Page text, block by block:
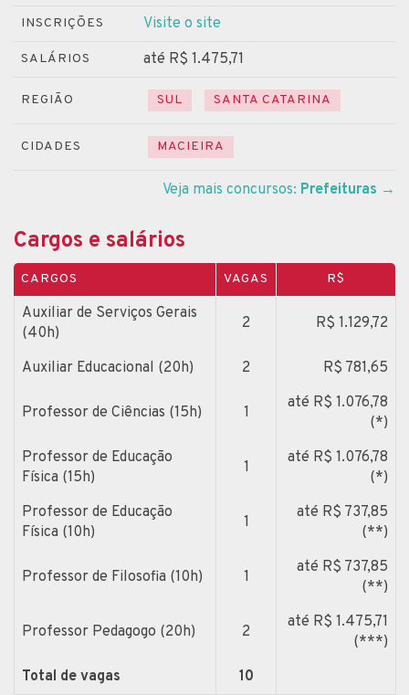
INSCRIÇÕES Visite o site
SALÁRIOS até R$ 1.475,71
REGIÃO SUL SANTA CATARINA
CIDADES MACIEIRA
Veja mais concursos: Prefeituras →
Cargos e salários
CARGOS VAGAS R$
Auxiliar de Serviços Gerais
(40h)
2 R$ 1.129,72
Auxiliar Educacional (20h) 2 R$ 781,65
Professor de Ciências (15h) 1
até R$ 1.076,78
(*)
Professor de Educação
Física (15h)
1
até R$ 1.076,78
(*)
Professor de Educação
Física (10h)
1
até R$ 737,85
(**)
Professor de Filosofia (10h) 1
até R$ 737,85
(**)
Professor Pedagogo (20h) 2
até R$ 1.475,71
(***)
Total de vagas
10